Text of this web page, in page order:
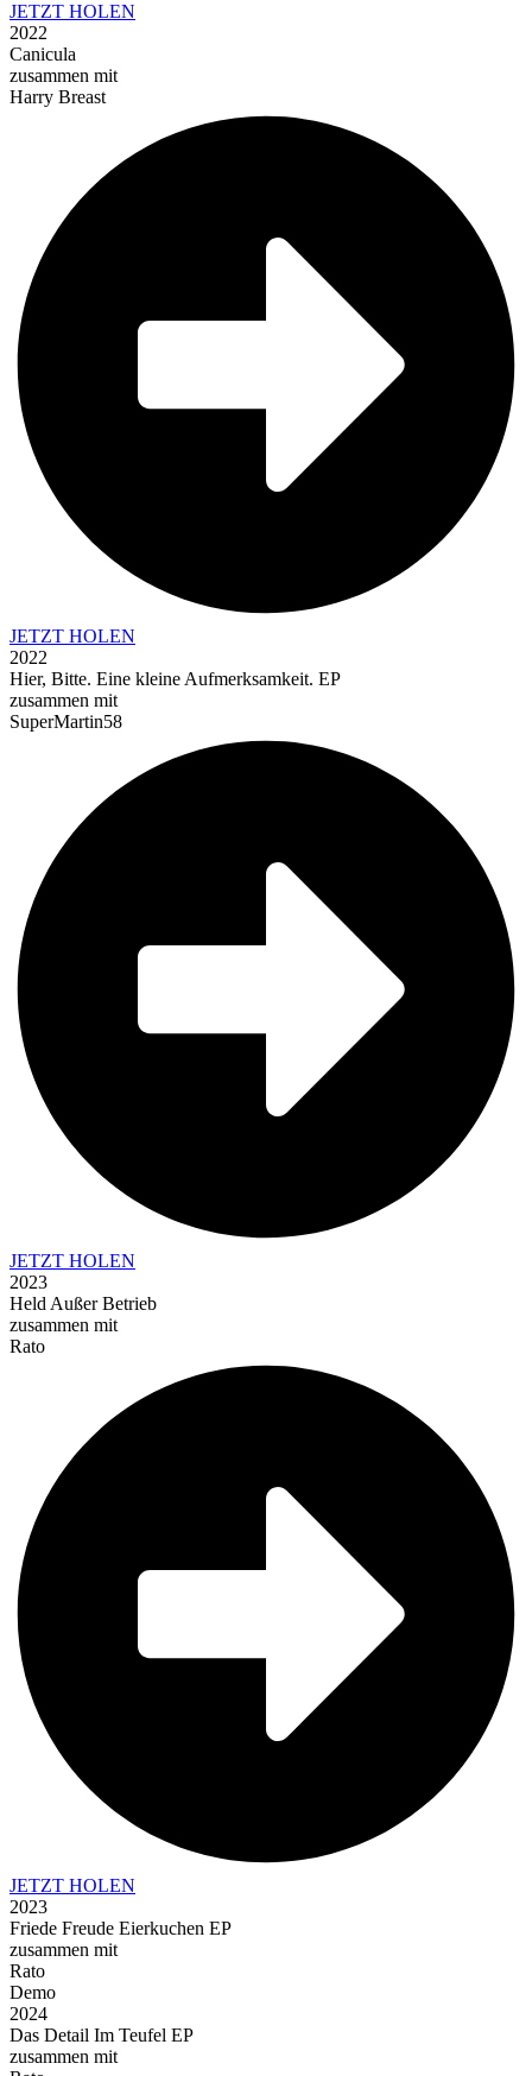
JETZT HOLEN
2022
Canicula
zusammen mit
Harry Breast
JETZT HOLEN
2022
Hier, Bitte. Eine kleine Aufmerksamkeit. EP
zusammen mit
SuperMartin58
JETZT HOLEN
2023
Held Außer Betrieb
zusammen mit
Rato
JETZT HOLEN
2023
Friede Freude Eierkuchen EP
zusammen mit
Rato
Demo
2024
Das Detail Im Teufel EP
zusammen mit